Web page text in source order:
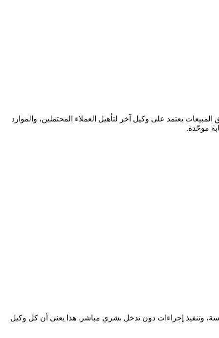
يعتمد على وكيل آخر لتأهيل العملاء المحتملين، والموارد
موحّدة.
وتنفيذ إجراءات دون تدخل بشري مباشر. هذا يعني أن كل وكيل